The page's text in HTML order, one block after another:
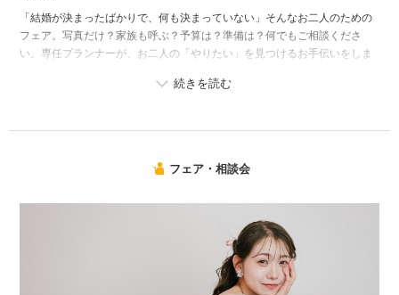
「結婚が決まったばかりで、何も決まっていない」そんなお二人のための
フェア。写真だけ？家族も呼ぶ？予算は？準備は？何でもご相談くださ
い。専任プランナーが、お二人の「やりたい」を見つけるお手伝いをしま
フェア・相談会